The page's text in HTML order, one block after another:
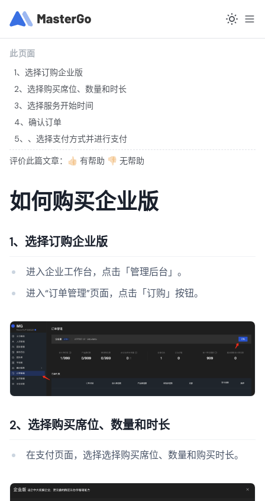
如何购买企业版
1、选择订购企业版
进入企业工作台，点击「管理后台」。
进入“订单管理”页面，点击「订购」按钮。
2、选择购买席位、数量和时长
在支付页面，选择选择购买席位、数量和购买时长。
此页面
1、选择订购企业版
2、选择购买席位、数量和时长
3、选择服务开始时间
4、确认订单
5、、选择支付方式并进行支付
评价此篇文章：👍🏻 有帮助 👎🏻 无帮助